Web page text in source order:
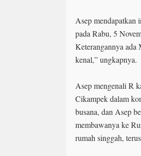
Asep
pada Rabu, 5
Keterangannya ada
kenal,” ungkapnya.
Asep mengenali R
Cikampek dalam
busana, dan Asep
membawanya ke
rumah singgah,